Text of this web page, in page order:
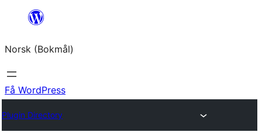
Hopp
innhold
Norsk (Bokmål)
Få WordPress
Plugin Directory